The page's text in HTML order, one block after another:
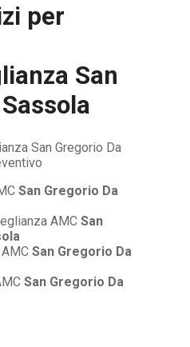
per
San
San Gregorio Da
AMC San
San Gregorio Da
San Gregorio Da